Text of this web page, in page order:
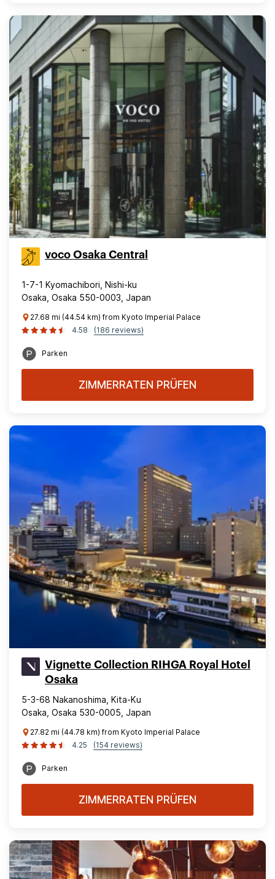
voco Osaka Central
1-7-1 Kyomachibori, Nishi-ku
Osaka, Osaka 550-0003, Japan
27.68 mi (44.54 km) from Kyoto Imperial Palace
4.58
(186 reviews)
Parken
ZIMMERRATEN PRÜFEN
Vignette Collection RIHGA Royal Hotel
Osaka
5-3-68 Nakanoshima, Kita-Ku
Osaka, Osaka 530-0005, Japan
27.82 mi (44.78 km) from Kyoto Imperial Palace
4.25
(154 reviews)
Parken
ZIMMERRATEN PRÜFEN